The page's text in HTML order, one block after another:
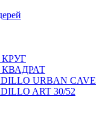
КРУГ
КВАДРАТ
URBAN CAVE
ART 30/52